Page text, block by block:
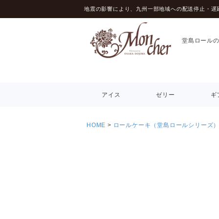
地震の影響により、九州一部地域への配送停止・遅
堂島ロール
アイス ゼリー ギ
HOME ロールケーキ（堂島ロールシリーズ）